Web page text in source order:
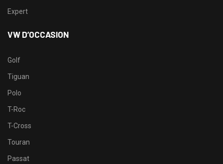
Expert
VW D’OCCASION
Golf
Tiguan
Polo
T-Roc
T-Cross
Touran
Passat